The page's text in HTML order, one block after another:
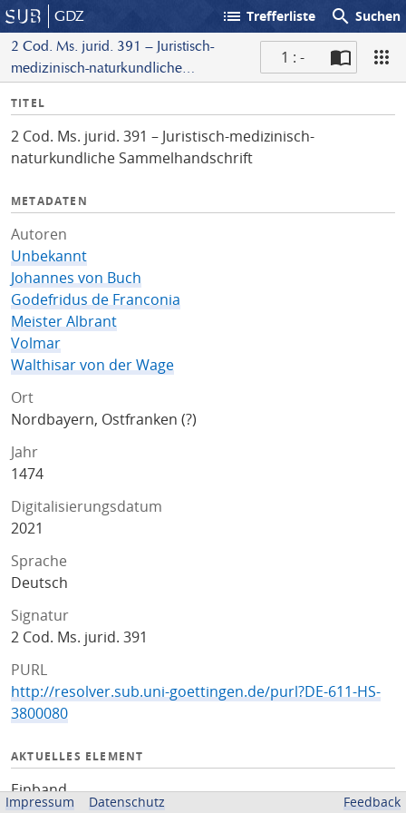
GDZ list Trefferliste search Suchen
2 Cod. Ms. jurid. 391 – Juristisch-
medizinisch-naturkundliche
1 : -
I
f
o
TITEL
2 Cod. Ms. jurid. 391 – Juristisch-medizinisch-
naturkundliche Sammelhandschrift
METADATEN
Autoren
Unbekannt
Johannes von Buch
Godefridus de Franconia
Meister Albrant
Volmar
Walthisar von der Wage
Ort
Nordbayern, Ostfranken (?)
Jahr
1474
Digitalisierungsdatum
2021
Sprache
Deutsch
Signatur
2 Cod. Ms. jurid. 391
PURL
http://resolver.sub.uni-goettingen.de/purl?DE-611-HS-
3800080
AKTUELLES ELEMENT
Einband
Impressum Datenschutz Feedback